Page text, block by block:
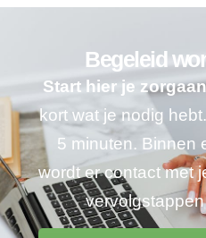
Begeleid
Start hier je
kort wat je nodig
5 minuten. Binnen
wordt er contact met